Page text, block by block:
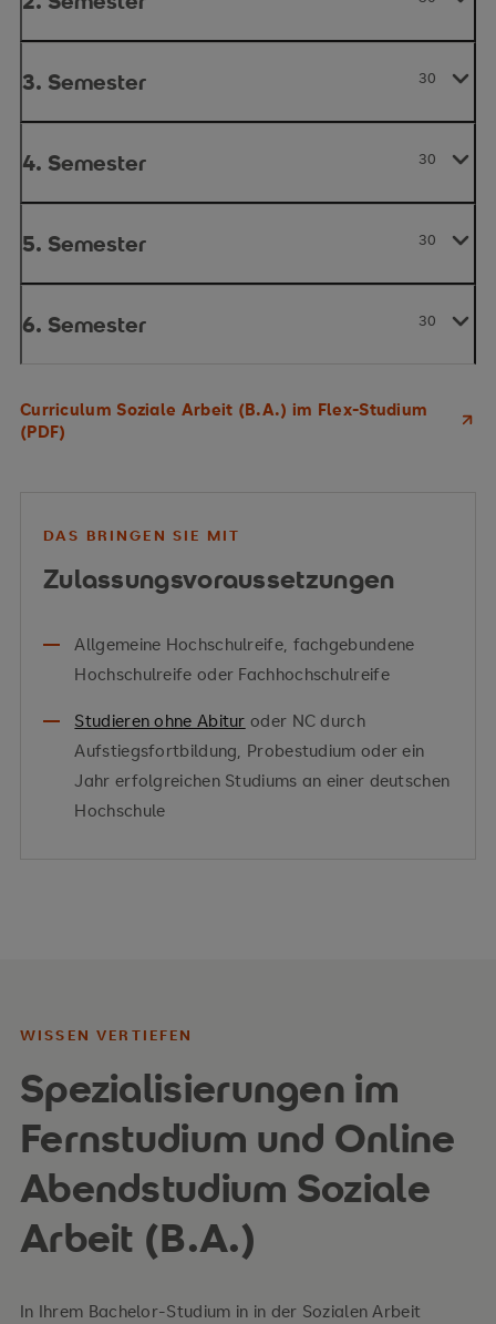
3. Semester 30
4. Semester 30
5. Semester 30
6. Semester 30
Curriculum Soziale Arbeit (B.A.) im Flex-Studium
(PDF)
DAS BRINGEN SIE MIT
Zulassungsvoraussetzungen
Allgemeine Hochschulreife, fachgebundene
Hochschulreife oder Fachhochschulreife
Studieren ohne Abitur oder NC durch
Aufstiegsfortbildung, Probestudium oder ein
Jahr erfolgreichen Studiums an einer deutschen
Hochschule
WISSEN VERTIEFEN
Spezialisierungen im
Fernstudium und Online
Abendstudium Soziale
Arbeit (B.A.)
In Ihrem Bachelor-Studium in in der Sozialen Arbeit